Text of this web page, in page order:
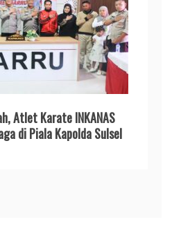
Atlet Karate INKANAS
di Piala Kapolda Sulsel